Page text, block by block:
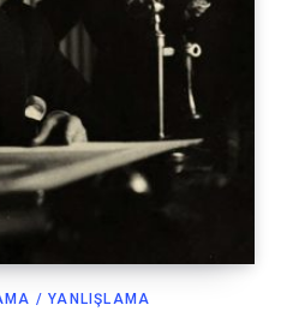
/ YANLIŞLAMA